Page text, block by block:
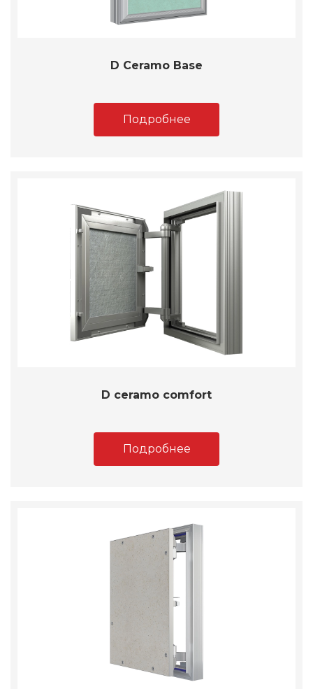
D Ceramo Base
Подробнее
D ceramo comfort
Подробнее